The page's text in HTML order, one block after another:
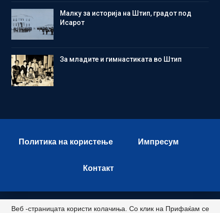
Малку за историја на Штип, градот под
Исарот
Зa младите и гимнастиката во Штип
Политика на користење Импресум
Контакт
Веб -страницата користи колачиња. Со клик на Прифаќам се